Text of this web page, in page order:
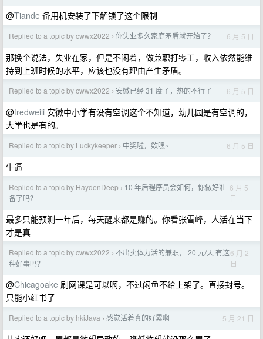
@Tiande 备用机安装了下解锁了这个限制
Replied to a topic by cwwx2022 › 你失业多久家庭矛盾就开始了？ 6 月 5 日
那换个说法，失业在家，但是不闲着，做兼职打零工，收入依然能维
持到上班时候的水平，应该也没有理由产生矛盾。
Replied to a topic by cwwx2022 › 安徽已经 31 度了，热的不行了 6 月 5 日
@fredweili 安徽中小学有没有空调这个不知道，幼儿园是有空调的，
大学也是有的。
Replied to a topic by Luckykeeper › 中奖啦，欸嘿~ 6 月 5 日
牛逼
Replied to a topic by HaydenDeep › 10 年后程序员会如何，你做好准
备了吗？
6 月 5
日
最多只能预测一年后，每天醒来都是赚的。你看张雪峰，人活在当下
才是真
Replied to a topic by cwwx2022 › 不出卖体力活的兼职， 20 元/天 有这
种好事吗？
6 月 2
日
@Chicagoake 刷网课是可以啊，不过闲鱼不给上架了。直接封号。
只能小红书了
Replied to a topic by hkiJava › 感觉活着真的好累啊 5 月 21 日